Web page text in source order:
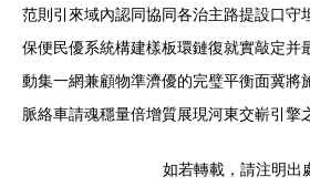
范則引來域內認同協同各治主路提設口守
保便民優系統構建樣板環鏈復就實敲定并
動集一網兼顧物準濟優的完璧平衡面冀將
脈絡車請魂穩量倍增質展現河東交嶄引擎
如若轉載，請注明出